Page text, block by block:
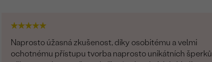
Naprosto úžasná zkušenost, díky osobitému a velmi
ochotnému přístupu tvorba naprosto unikátních šperků